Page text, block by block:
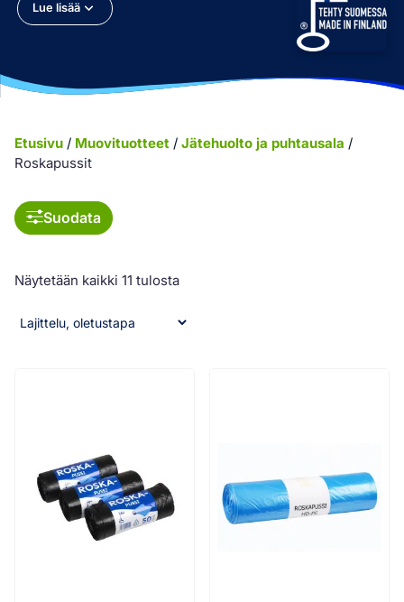
Lue lisää
Etusivu / Muovituotteet / Jätehuolto ja puhtausala /
Roskapussit
Suodata
Näytetään kaikki 11 tulosta